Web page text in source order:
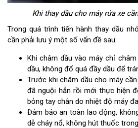
Khi thay dầu cho máy rửa xe
Trong quá trình tiến hành thay dầu
cần phải lưu ý một số vấn đề sau:
Khi châm dầu vào máy chỉ
dầu, không đổ quá đầy dầu để
Trước khi châm dầu cho máy
đã nguội hẳn rồi mới thực hiện
bỏng tay chân do nhiệt độ máy
Đảm bảo an toàn lao động,
dễ cháy nổ, không hút thuốc